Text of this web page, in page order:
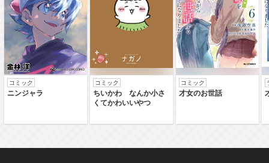
コミック
ニンジャラ
コミック
ちいかわ なんか小さ
くてかわいいやつ
コミック
才女のお世話